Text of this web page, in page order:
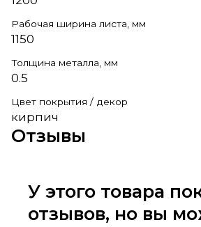
Рабочая ширина листа, мм
1150
Толщина металла, мм
0.5
Цвет покрытия / декор
кирпич
Отзывы
У этого товара
отзывов, но вы